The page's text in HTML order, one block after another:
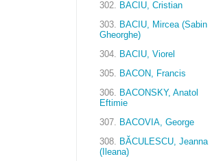
302. BACIU, Cristian
303. BACIU, Mircea (Sabin
Gheorghe)
304. BACIU, Viorel
305. BACON, Francis
306. BACONSKY, Anatol
Eftimie
307. BACOVIA, George
308. BĂCULESCU, Jeanna
(Ileana)